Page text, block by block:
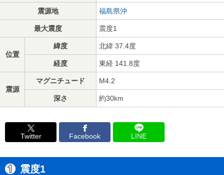
震源地 福島県沖
最大震度 震度1
位置
緯度 北緯 37.4度
経度 東経 141.8度
震源
マグニチュード M4.2
深さ 約30km
Twitter Facebook LINE
震度1